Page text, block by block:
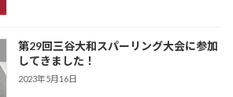
第29回三谷大和スパーリング大会に参加
してきました！
2023年5月16日